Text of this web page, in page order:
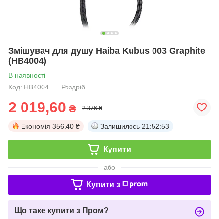
Змішувач для душу Haiba Kubus 003 Graphite
(HB4004)
В наявності
Код: HB4004
Роздріб
2 019,60 ₴ 2 376 ₴
Економія 356.40 ₴ Залишилось 21:52:52
Купити
або
Купити з
Що таке купити з Пром?